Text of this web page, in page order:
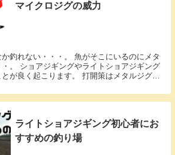
マイクロジグの威力
釣れない・・・。 魚がそこにいるのにメタ
。 ショアジギングやライトショアジギング
が良く起こります。 打開策はメタルジグの
ライトショアジギング初心者にお
すすめの釣り場